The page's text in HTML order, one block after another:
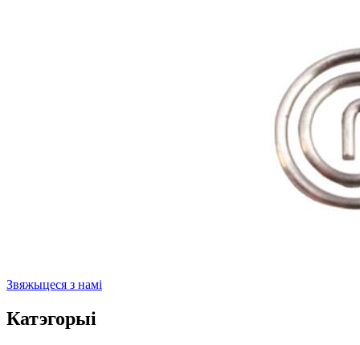
Звяжыцеся з намі
Катэгорыі